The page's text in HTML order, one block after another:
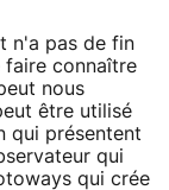
n'a pas de fin
faire connaître
nous
être utilisé
qui présentent
qui
qui crée